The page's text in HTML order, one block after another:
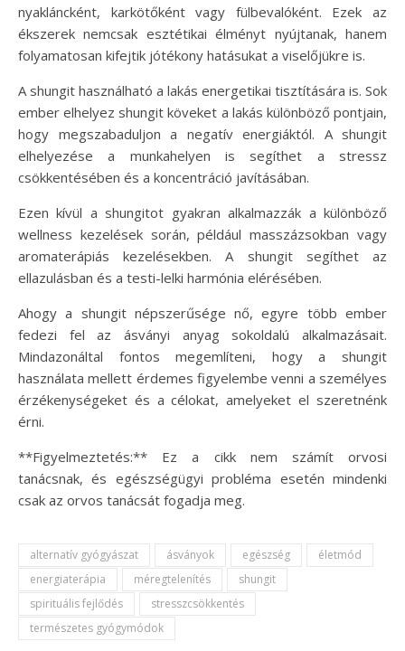
nyakláncként, karkötőként vagy fülbevalóként. Ezek az
ékszerek nemcsak esztétikai élményt nyújtanak, hanem
folyamatosan kifejtik jótékony hatásukat a viselőjükre is.
A shungit használható a lakás energetikai tisztítására is. Sok
ember elhelyez shungit köveket a lakás különböző pontjain,
hogy megszabaduljon a negatív energiáktól. A shungit
elhelyezése a munkahelyen is segíthet a stressz
csökkentésében és a koncentráció javításában.
Ezen kívül a shungitot gyakran alkalmazzák a különböző
wellness kezelések során, például masszázsokban vagy
aromaterápiás kezelésekben. A shungit segíthet az
ellazulásban és a testi-lelki harmónia elérésében.
Ahogy a shungit népszerűsége nő, egyre több ember
fedezi fel az ásványi anyag sokoldalú alkalmazásait.
Mindazonáltal fontos megemlíteni, hogy a shungit
használata mellett érdemes figyelembe venni a személyes
érzékenységeket és a célokat, amelyeket el szeretnénk
érni.
**Figyelmeztetés:** Ez a cikk nem számít orvosi
tanácsnak, és egészségügyi probléma esetén mindenki
csak az orvos tanácsát fogadja meg.
alternatív gyógyászat ásványok egészség
életmód
energiaterápia
méregtelenítés
shungit
spirituális fejlődés
stresszcsökkentés
természetes gyógymódok